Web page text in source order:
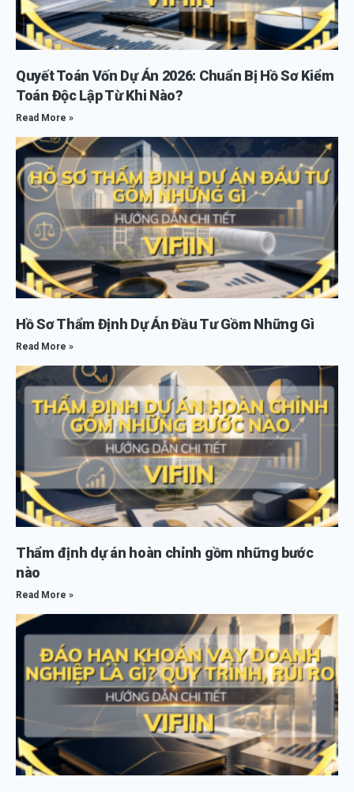
Quyết Toán Vốn Dự Án 2026: Chuẩn Bị Hồ Sơ Kiểm
Toán Độc Lập Từ Khi Nào?
Read More »
Hồ Sơ Thẩm Định Dự Án Đầu Tư Gồm Những Gì
Read More »
Thẩm định dự án hoàn chỉnh gồm những bước
nào
Read More »